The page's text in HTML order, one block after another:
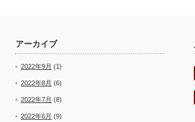
アーカイブ
2022年9月 (1)
2022年8月 (6)
2022年7月 (8)
2022年6月 (9)